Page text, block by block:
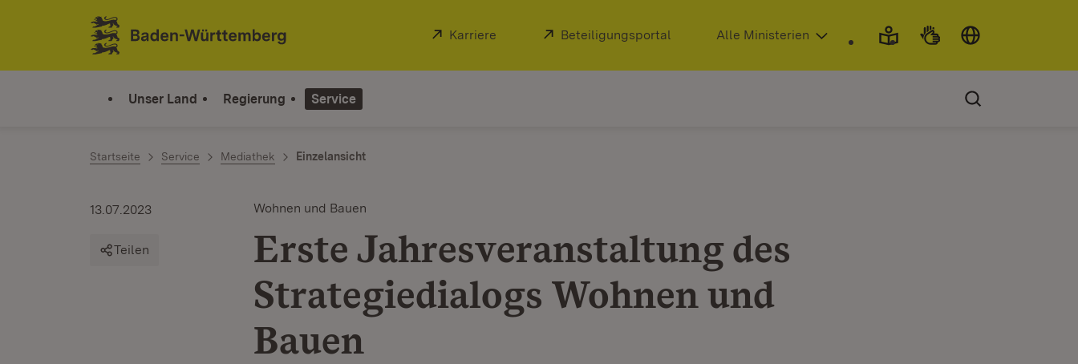
Zum Inhalt springen
Link zur Startseite
Extern:
Karriere (Öffnet in neuem Fenster)
Extern:
Beteiligungsportal (Öffnet in neuem Fenster)
Alle Ministerien
Unser Land Regierung Service
Startseite Service Mediathek Einzelansicht
Wohnen und Bauen
Erste Jahresveranstaltung des
Strategiedialogs Wohnen und
Bauen
13.07.2023
Teilen